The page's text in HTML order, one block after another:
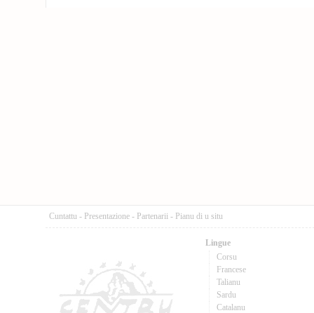
Cuntattu - Presentazione - Partenarii - Pianu di u situ
Lingue
Corsu
Francese
Talianu
Sardu
Catalanu